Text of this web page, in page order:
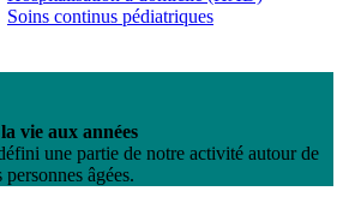
Soins continus pédiatriques
vie aux années
une partie de notre activité autour de
âgées.